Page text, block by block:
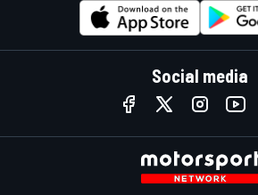
Social media